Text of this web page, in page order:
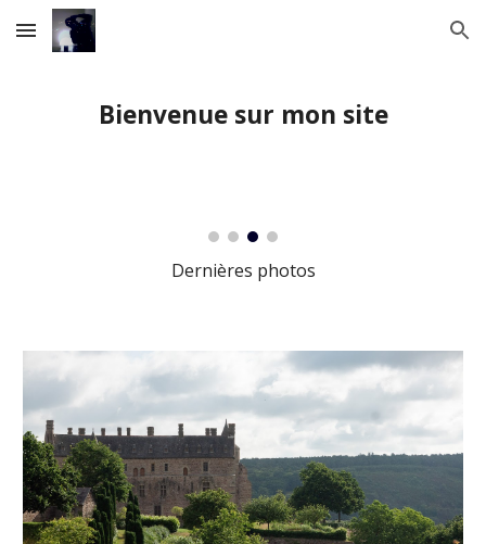
Skip to main content Skip to navigation
Bienvenue sur mon site
Dernières photos